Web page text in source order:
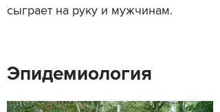
сыграет на руку и мужчинам.
Эпидемиология